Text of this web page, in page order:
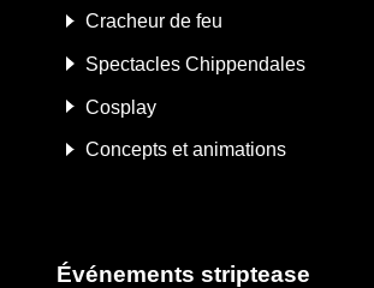
Cracheur de feu
Spectacles Chippendales
Cosplay
Concepts et animations
Événements striptease